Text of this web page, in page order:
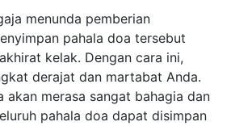
menunda pemberian
pahala doa tersebut
kelak. Dengan cara ini,
derajat dan martabat Anda.
akan merasa sangat bahagia dan
pahala doa dapat disimpan